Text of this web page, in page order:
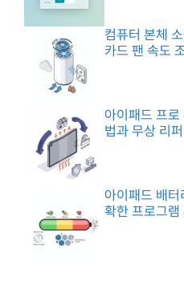
컴퓨터 본체
카드 팬 속도
아이패드 프
법과 무상 리
아이패드 배터
확한 프로그램